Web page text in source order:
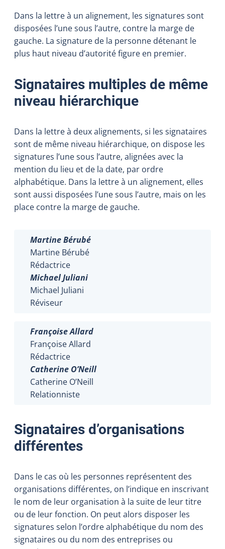
Dans la lettre à un alignement, les signatures sont
disposées l’une sous l’autre, contre la marge de
gauche. La signature de la personne détenant le
plus haut niveau d’autorité figure en premier.
Signataires multiples de même
niveau hiérarchique
Dans la lettre à deux alignements, si les signataires
sont de même niveau hiérarchique, on dispose les
signatures l’une sous l’autre, alignées avec la
mention du lieu et de la date, par ordre
alphabétique. Dans la lettre à un alignement, elles
sont aussi disposées l’une sous l’autre, mais on les
place contre la marge de gauche.
Martine Bérubé
Martine Bérubé
Rédactrice
MichaelJuliani
Michael Juliani
Réviseur
Françoise Allard
Françoise Allard
Rédactrice
Catherine O’Neill
Catherine O’Neill
Relationniste
Signataires d’organisations
différentes
Dans le cas où les personnes représentent des
organisations différentes, on l’indique en inscrivant
le nom de leur organisation à la suite de leur titre
ou de leurfonction. On peut alors disposer les
signatures selon l’ordre alphabétique du nom des
signataires ou du nom des entreprises ou